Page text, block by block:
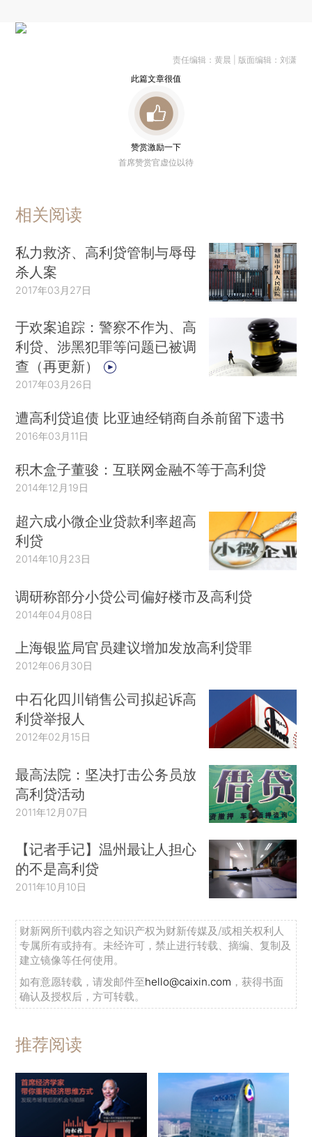
责任编辑：黄晨 | 版面编辑：刘潇
此篇文章很值
赞赏激励一下
首席赞赏官虚位以待
相关阅读
私力救济、高利贷管制与辱母
杀人案
2017年03月27日
于欢案追踪：警察不作为、高
利贷、涉黑犯罪等问题已被调
查（再更新）
2017年03月26日
遭高利贷追债 比亚迪经销商自杀前留下遗书
2016年03月11日
积木盒子董骏：互联网金融不等于高利贷
2014年12月19日
超六成小微企业贷款利率超高
利贷
2014年10月23日
调研称部分小贷公司偏好楼市及高利贷
2014年04月08日
上海银监局官员建议增加发放高利贷罪
2012年06月30日
中石化四川销售公司拟起诉高
利贷举报人
2012年02月15日
最高法院：坚决打击公务员放
高利贷活动
2011年12月07日
【记者手记】温州最让人担心
的不是高利贷
2011年10月10日
财新网所刊载内容之知识产权为财新传媒及/或相关权利人
专属所有或持有。未经许可，禁止进行转载、摘编、复制及
建立镜像等任何使用。
如有意愿转载，请发邮件至hello@caixin.com ，获得书面
确认及授权后，方可转载。
推荐阅读